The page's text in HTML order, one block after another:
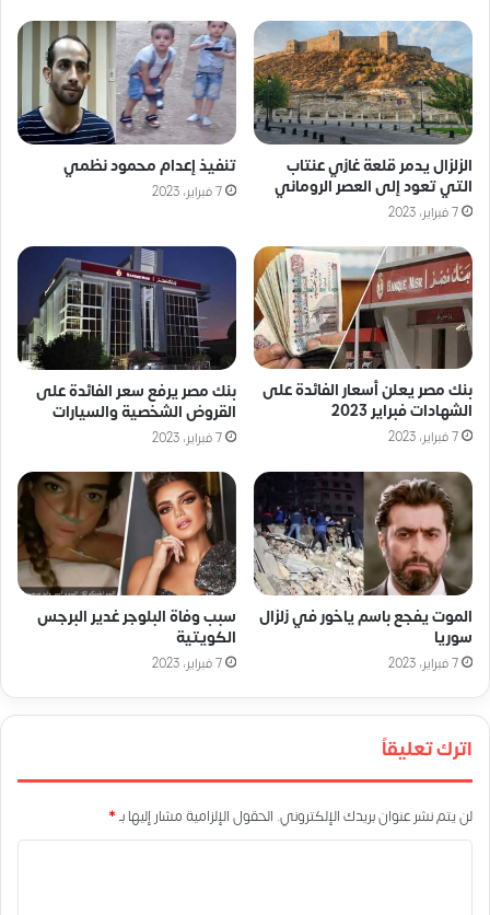
الزلزال يدمر قلعة غازي عنتاب
التي تعود إلى العصر الروماني
7 فبراير، 2023
تنفيذ إعدام محمود نظمي
7 فبراير، 2023
بنك مصر يعلن أسعار الفائدة على
الشهادات فبراير 2023
7 فبراير، 2023
بنك مصر يرفع سعر الفائدة على
القروض الشخصية والسيارات
7 فبراير، 2023
الموت يفجع باسم ياخور في زلزال
سوريا
7 فبراير، 2023
سبب وفاة البلوجر غدير البرجس
الكويتية
7 فبراير، 2023
اترك تعليقاً
لن يتم نشر عنوان بريدك الإلكتروني. الحقول الإلزامية مشار إليها بـ*